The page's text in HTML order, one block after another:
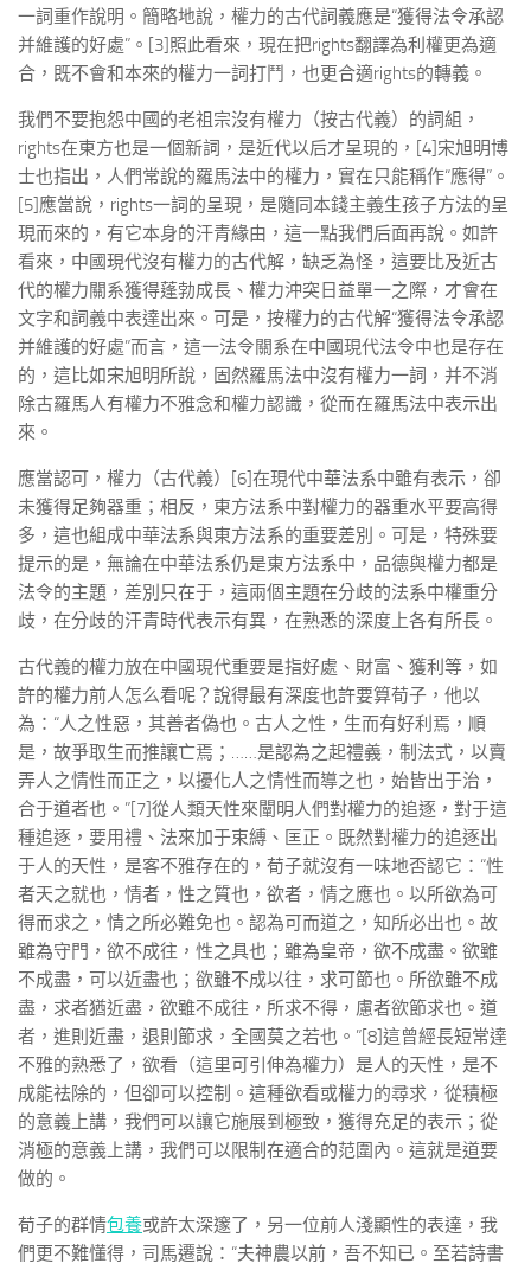
一詞重作說明。簡略地說，權力的古代詞義應是“獲得法令承認
并維護的好處”。[3]照此看來，現在把rights翻譯為利權更為適
合，既不會和本來的權力一詞打鬥，也更合適rights的轉義。
我們不要抱怨中國的老祖宗沒有權力（按古代義）的詞組，
rights在東方也是一個新詞，是近代以后才呈現的，[4]宋旭明博
士也指出，人們常說的羅馬法中的權力，實在只能稱作“應得”。
[5]應當說，rights一詞的呈現，是隨同本錢主義生孩子方法的呈
現而來的，有它本身的汗青緣由，這一點我們后面再說。如許
看來，中國現代沒有權力的古代解，缺乏為怪，這要比及近古
代的權力關系獲得蓬勃成長、權力沖突日益單一之際，才會在
文字和詞義中表達出來。可是，按權力的古代解“獲得法令承認
并維護的好處”而言，這一法令關系在中國現代法令中也是存在
的，這比如宋旭明所說，固然羅馬法中沒有權力一詞，并不消
除古羅馬人有權力不雅念和權力認識，從而在羅馬法中表示出
來。
應當認可，權力（古代義）[6]在現代中華法系中雖有表示，卻
未獲得足夠器重；相反，東方法系中對權力的器重水平要高得
多，這也組成中華法系與東方法系的重要差別。可是，特殊要
提示的是，無論在中華法系仍是東方法系中，品德與權力都是
法令的主題，差別只在于，這兩個主題在分歧的法系中權重分
歧，在分歧的汗青時代表示有異，在熟悉的深度上各有所長。
古代義的權力放在中國現代重要是指好處、財富、獲利等，如
許的權力前人怎么看呢？說得最有深度也許要算荀子，他以
為：“人之性惡，其善者偽也。古人之性，生而有好利焉，順
是，故爭取生而推讓亡焉；……是認為之起禮義，制法式，以賣
弄人之情性而正之，以擾化人之情性而導之也，始皆出于治，
合于道者也。”[7]從人類天性來闡明人們對權力的追逐，對于這
種追逐，要用禮、法來加于束縛、匡正。既然對權力的追逐出
于人的天性，是客不雅存在的，荀子就沒有一味地否認它：“性
者天之就也，情者，性之質也，欲者，情之應也。以所欲為可
得而求之，情之所必難免也。認為可而道之，知所必出也。故
雖為守門，欲不成往，性之具也；雖為皇帝，欲不成盡。欲雖
不成盡，可以近盡也；欲雖不成以往，求可節也。所欲雖不成
盡，求者猶近盡，欲雖不成往，所求不得，慮者欲節求也。道
者，進則近盡，退則節求，全國莫之若也。”[8]這曾經長短常達
不雅的熟悉了，欲看（這里可引伸為權力）是人的天性，是不
成能祛除的，但卻可以控制。這種欲看或權力的尋求，從積極
的意義上講，我們可以讓它施展到極致，獲得充足的表示；從
消極的意義上講，我們可以限制在適合的范圍內。這就是道要
做的。
荀子的群情包養或許太深邃了，另一位前人淺顯性的表達，我
們更不難懂得，司馬遷說：“夫神農以前，吾不知已。至若詩書